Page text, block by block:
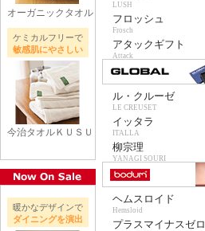
オーガニックタオル
ケミカルフリーで
敏感肌にやさしい
今治タオルＫＵＳＵ
暖かなデザインで
ダイニングを演出
LUSH
フロッシュ
Frosch
アタックギフト
Attack
ル・クルーゼ
LE CREUSET
イッタラ
ITALLA
柳宗理
YANAGI SOURI
ヘムスロイド
Hemslojd
プラスマイナスゼロ